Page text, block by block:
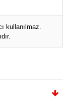
kullanılmaz.